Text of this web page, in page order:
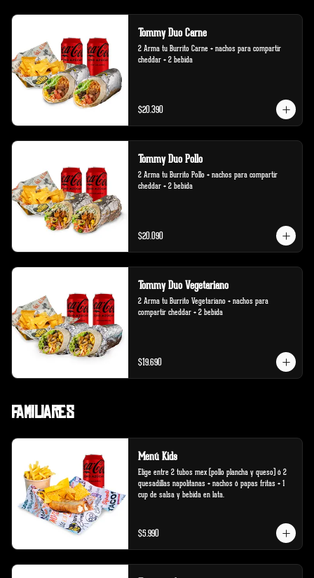
Tommy Duo Carne
2 Arma tu Burrito Carne + nachos para compartir
cheddar + 2 bebida
$20.390
Tommy Duo Pollo
2 Arma tu Burrito Pollo + nachos para compartir
cheddar + 2 bebida
$20.090
Tommy Duo Vegetariano
2 Arma tu Burrito Vegetariano + nachos para
compartir cheddar + 2 bebida
$19.690
Familiares
Menú Kids
Elige entre 2 tubos mex (pollo plancha y queso) ó 2
quesadillas napolitanas + nachos ó papas fritas + 1
cup de salsa y bebida en lata.
$5.990